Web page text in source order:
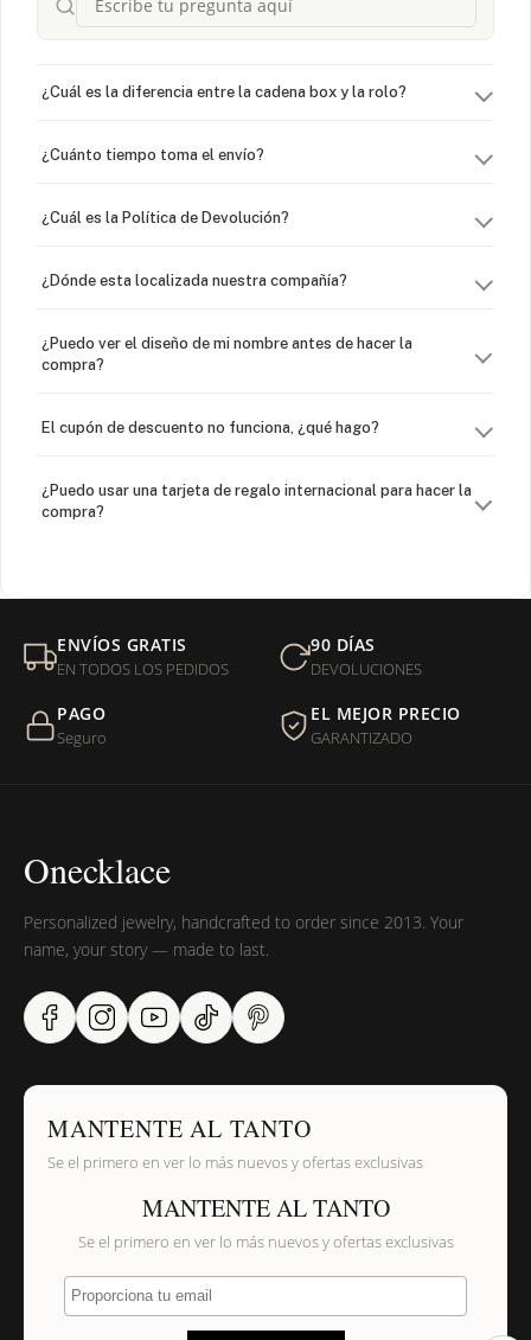
¿Cuál es la diferencia entre la cadena box y la rolo?
¿Cuánto tiempo toma el envío?
¿Cuál es la Política de Devolución?
¿Dónde esta localizada nuestra compañía?
¿Puedo ver el diseño de mi nombre antes de hacer la
compra?
El cupón de descuento no funciona, ¿qué hago?
¿Puedo usar una tarjeta de regalo internacional para hacer la
compra?
Mi orden fue devuelta por USPS, ¿qué hago para que sea
entregada?
¿Sus productos son libres de níquel?
ENVÍOS GRATIS
EN TODOS LOS PEDIDOS
90 DÍAS
DEVOLUCIONES
PAGO
Seguro
EL MEJOR PRECIO
GARANTIZADO
Onecklace
Personalized jewelry, handcrafted to order since 2013. Your
name, your story — made to last.
MANTENTE AL TANTO
Se el primero en ver lo más nuevos y ofertas exclusivas
MANTENTE AL TANTO
Se el primero en ver lo más nuevos y ofertas exclusivas
Proporciona tu email